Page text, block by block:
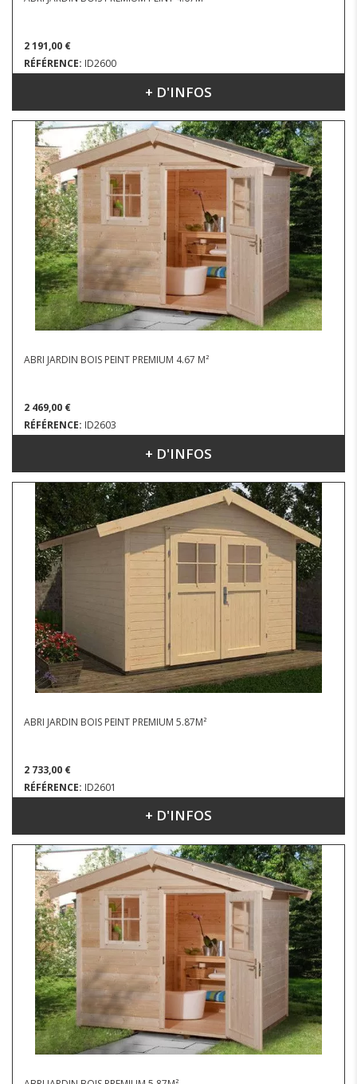
2 191,00 €
RÉFÉRENCE: ID2600
DIMENSIONS : 2.85 X 2.44 M+ D'INFOS
ABRI JARDIN BOIS PEINT PREMIUM 4.67 M²
2 469,00 €
RÉFÉRENCE: ID2603
DIMENSIONS : 3.06 X 2.44 M+ D'INFOS
ABRI JARDIN BOIS PEINT PREMIUM 5.87M²
2 733,00 €
RÉFÉRENCE: ID2601
DIMENSIONS : 3.80 X 2.44 M+ D'INFOS